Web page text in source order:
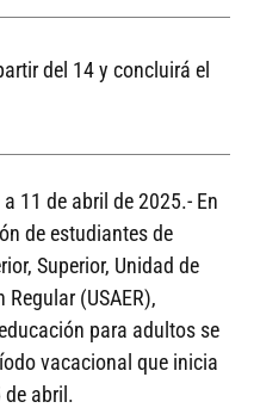
del 14 y concluirá el
11 de abril de 2025.- En
de estudiantes de
Superior, Unidad de
(USAER),
para adultos se
vacacional que inicia
de abril.